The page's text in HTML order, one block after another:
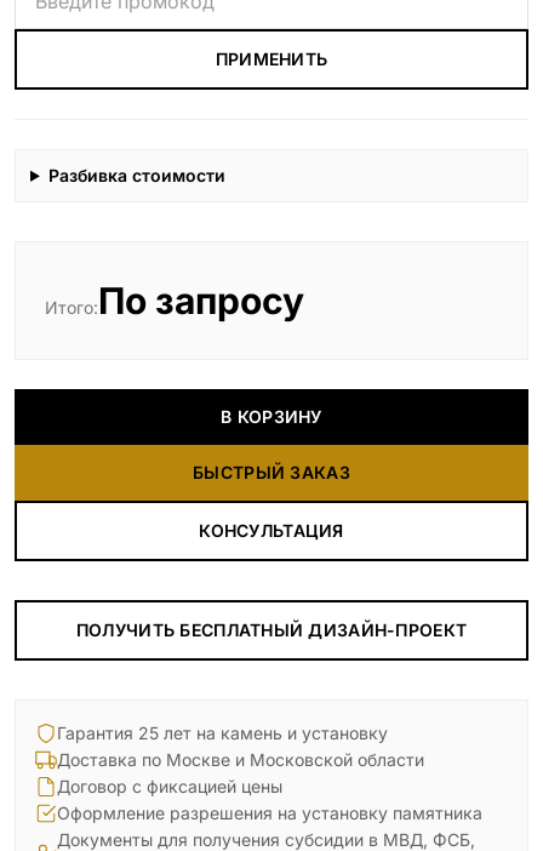
ПРИМЕНИТЬ
Разбивка стоимости
Итого:По запросу
В КОРЗИНУ
БЫСТРЫЙ ЗАКАЗ
КОНСУЛЬТАЦИЯ
ПОЛУЧИТЬ БЕСПЛАТНЫЙ ДИЗАЙН-ПРОЕКТ
Гарантия 25 лет на камень и установку
Доставка по Москве и Московской области
Договор с фиксацией цены
Оформление разрешения на установку памятника
Документы для получения субсидии в МВД, ФСБ,